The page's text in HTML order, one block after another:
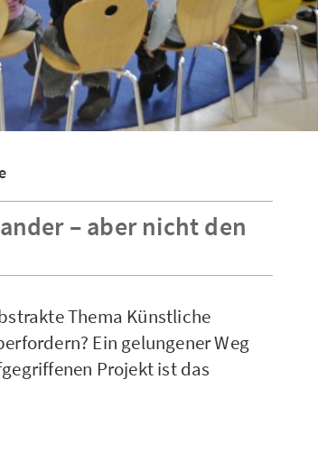
– aber nicht den
Thema Künstliche
Ein gelungener Weg
Projekt ist das